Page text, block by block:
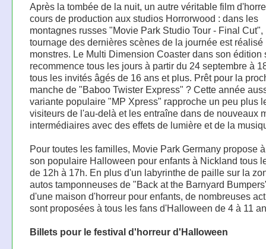
Après la tombée de la nuit, un autre véritable film
cours de production aux studios Horrorwood : dans les
montagnes russes "Movie Park Studio Tour - Final Cut",
tournage des dernières scènes de la journée est réalisé
monstres. Le Multi Dimension Coaster dans son édition
recommence tous les jours à partir du 24 septembre à
tous les invités âgés de 16 ans et plus. Prêt pour la
manche de "Baboo Twister Express" ? Cette année
variante populaire "MP Xpress" rapproche un peu plus
visiteurs de l'au-delà et les entraîne dans de nouveaux
intermédiaires avec des effets de lumière et de la
Pour toutes les familles, Movie Park Germany propose
son populaire Halloween pour enfants à Nickland tous
de 12h à 17h. En plus d'un labyrinthe de paille sur la
autos tamponneuses de "Back at the Barnyard
d'une maison d'horreur pour enfants, de nombreuses
sont proposées à tous les fans d'Halloween de 4 à 11
Billets pour le festival d'horreur d'Halloween